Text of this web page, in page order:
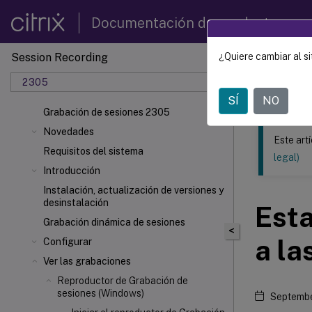
Documentación de productos
Session Recording
2305
Grabación de sesiones 2305
Novedades
Requisitos del sistema
Introducción
Instalación, actualización de versiones y
desinstalación
Grabación dinámica de sesiones
Configurar
Ver las grabaciones
Reproductor de Grabación de
sesiones (Windows)
Este
<
Este
legal)
a
¿Quiere cambiar al
SÍ NO